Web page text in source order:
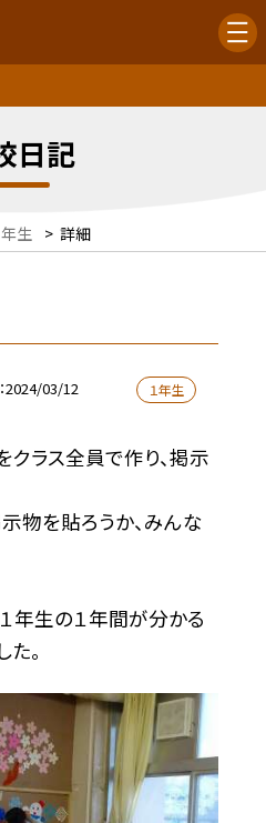
日記
年生 > 詳細
2024/03/12 １年生
ラス全員で作り、掲示
物を貼ろうか、みんな
年生の１年間が分かる
。